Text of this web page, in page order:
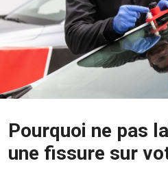
Pourquoi ne pas
une fissure sur